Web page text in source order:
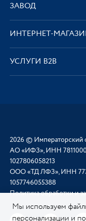
ЗАВОД
ИНТЕРНЕТ-
УСЛУГИ В2В
2026 © Императорский
АО «ИФЗ», ИНН
1027806058213
ООО «ТД ЛФЗ», ИНН
1057746055388
Политика обработки и
Мы используем
персонализации и